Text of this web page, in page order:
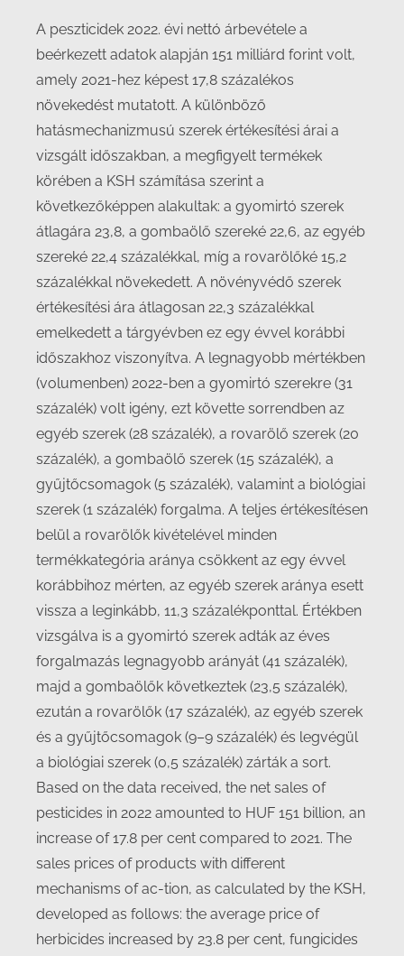
A peszticidek 2022. évi nettó árbevétele a
beérkezett adatok alapján 151 milliárd forint volt,
amely 2021-hez képest 17,8 százalékos
növekedést mutatott. A különböző
hatásmechanizmusú szerek értékesítési árai a
vizsgált időszakban, a megfigyelt termékek
körében a KSH számítása szerint a
következőképpen alakultak: a gyomirtó szerek
átlagára 23,8, a gombaölő szereké 22,6, az egyéb
szereké 22,4 százalékkal, míg a rovarölőké 15,2
százalékkal növekedett. A növényvédő szerek
értékesítési ára átlagosan 22,3 százalékkal
emelkedett a tárgyévben ez egy évvel korábbi
időszakhoz viszonyítva. A legnagyobb mértékben
(volumenben) 2022-ben a gyomirtó szerekre (31
százalék) volt igény, ezt követte sorrendben az
egyéb szerek (28 százalék), a rovarölő szerek (20
százalék), a gombaölő szerek (15 százalék), a
gyűjtőcsomagok (5 százalék), valamint a biológiai
szerek (1 százalék) forgalma. A teljes értékesítésen
belül a rovarölők kivételével minden
termékkategória aránya csökkent az egy évvel
korábbihoz mérten, az egyéb szerek aránya esett
vissza a leginkább, 11,3 százalékponttal. Értékben
vizsgálva is a gyomirtó szerek adták az éves
forgalmazás legnagyobb arányát (41 százalék),
majd a gombaölők következtek (23,5 százalék),
ezután a rovarölők (17 százalék), az egyéb szerek
és a gyűjtőcsomagok (9–9 százalék) és legvégül
a biológiai szerek (0,5 százalék) zárták a sort.
Based on the data received, the net sales of
pesticides in 2022 amounted to HUF 151 billion, an
increase of 17.8 per cent compared to 2021. The
sales prices of products with different
mechanisms of ac-tion, as calculated by the KSH,
developed as follows: the average price of
herbicides increased by 23.8 per cent, fungicides